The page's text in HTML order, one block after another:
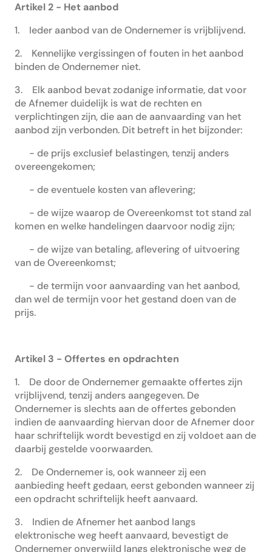
Artikel 2 - Het aanbod
1. Ieder aanbod van de Ondernemer is vrijblijvend.
2. Kennelijke vergissingen of fouten in het aanbod
binden de Ondernemer niet.
3. Elk aanbod bevat zodanige informatie, dat voor
de Afnemer duidelijk is wat de rechten en
verplichtingen zijn, die aan de aanvaarding van het
aanbod zijn verbonden. Dit betreft in het bijzonder:
- de prijs exclusief belastingen, tenzij anders
overeengekomen;
- de eventuele kosten van aflevering;
- de wijze waarop de Overeenkomst tot stand zal
komen en welke handelingen daarvoor nodig zijn;
- de wijze van betaling, aflevering of uitvoering
van de Overeenkomst;
- de termijn voor aanvaarding van het aanbod,
dan wel de termijn voor het gestand doen van de
prijs.
Artikel 3 - Offertes en opdrachten
1. De door de Ondernemer gemaakte offertes zijn
vrijblijvend, tenzij anders aangegeven. De
Ondernemer is slechts aan de offertes gebonden
indien de aanvaarding hiervan door de Afnemer door
haar schriftelijk wordt bevestigd en zij voldoet aan de
daarbij gestelde voorwaarden.
2. De Ondernemer is, ook wanneer zij een
aanbieding heeft gedaan, eerst gebonden wanneer zij
een opdracht schriftelijk heeft aanvaard.
3. Indien de Afnemer het aanbod langs
elektronische weg heeft aanvaard, bevestigt de
Ondernemer onverwijld langs elektronische weg de